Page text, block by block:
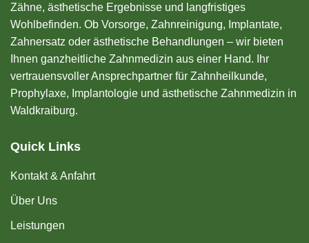
Zähne, ästhetische Ergebnisse und langfristiges
Wohlbefinden. Ob Vorsorge, Zahnreinigung, Implantate,
Zahnersatz oder ästhetische Behandlungen – wir bieten
Ihnen ganzheitliche Zahnmedizin aus einer Hand. Ihr
vertrauensvoller Ansprechpartner für Zahnheilkunde,
Prophylaxe, Implantologie und ästhetische Zahnmedizin in
Waldkraiburg.
Quick Links
Kontakt & Anfahrt
Über Uns
Leistungen